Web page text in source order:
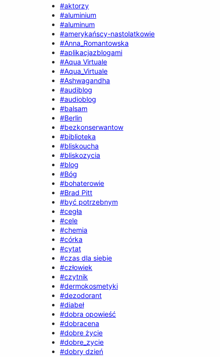
#aktorzy
#aluminium
#aluminum
#amerykańscy-nastolatkowie
#Anna_Romantowska
#aplikacjazblogami
#Aqua Virtuale
#Aqua_Virtuale
#Ashwagandha
#audiblog
#audioblog
#balsam
#Berlin
#bezkonserwantow
#biblioteka
#bliskoucha
#bliskozycia
#blog
#Bóg
#bohaterowie
#Brad Pitt
#być potrzebnym
#cegła
#cele
#chemia
#córka
#cytat
#czas dla siebie
#człowiek
#czytnik
#dermokosmetyki
#dezodorant
#diabeł
#dobra opowieść
#dobracena
#dobre życie
#dobre_zycie
#dobry dzień